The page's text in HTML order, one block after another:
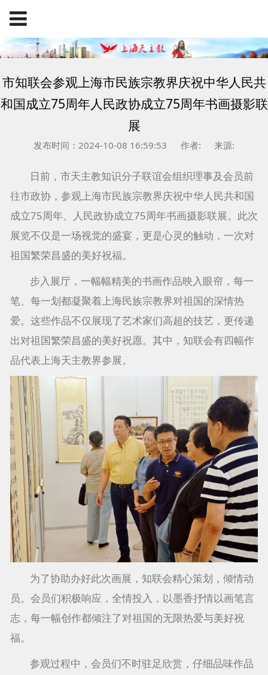
市知联会参观上海市民族宗教界庆祝中华人民共
和国成立75周年人民政协成立75周年书画摄影联
展
发布时间：2024-10-08 16:59:53 作者: 来源:
日前，市天主教知识分子联谊会组织理事及会员前
往市政协，参观上海市民族宗教界庆祝中华人民共和国
成立75周年、人民政协成立75周年书画摄影联展。此次
展览不仅是一场视觉的盛宴，更是心灵的触动，一次对
祖国繁荣昌盛的美好祝福。
步入展厅，一幅幅精美的书画作品映入眼帘，每一
笔、每一划都凝聚着上海民族宗教界对祖国的深情热
爱。这些作品不仅展现了艺术家们高超的技艺，更传递
出对祖国繁荣昌盛的美好祝愿。其中，知联会有四幅作
品代表上海天主教界参展。
为了协助办好此次画展，知联会精心策划，倾情动
员。会员们积极响应，全情投入，以墨香抒情以画笔言
志，每一幅创作都倾注了对祖国的无限热爱与美好祝
福。
参观过程中，会员们不时驻足欣赏，仔细品味作品